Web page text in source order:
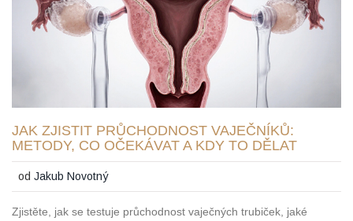
JAK ZJISTIT PRŮCHODNOST VAJEČNÍKŮ:
METODY, CO OČEKÁVAT A KDY TO DĚLAT
odJakub Novotný
Zjistěte, jak se testuje průchodnost vaječných trubiček, jaké